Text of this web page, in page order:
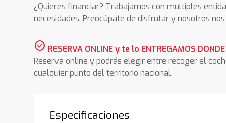
¿Quieres financiar? Trabajamos con multiples
necesidades. Preocúpate de disfrutar y nosotros
check_circle RESERVA ONLINE y te lo ENTREGAMOS
Reserva online y podrás elegir entre recoger el
cualquier punto del territorio nacional.
Especificaciones